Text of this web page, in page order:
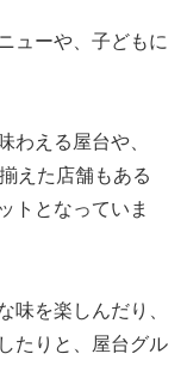
ューや、子どもに
わえる屋台や、
えた店舗もある
トとなっていま
味を楽しんだり、
たりと、屋台グル